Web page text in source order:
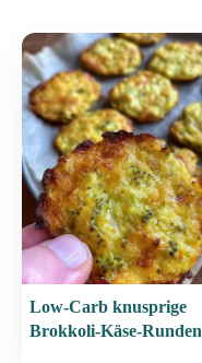
Low-Carb knusprige
Brokkoli-Käse-Runden